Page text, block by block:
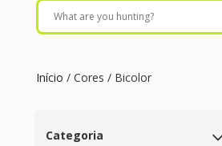
Início / Cores / Bicolor
Categoria